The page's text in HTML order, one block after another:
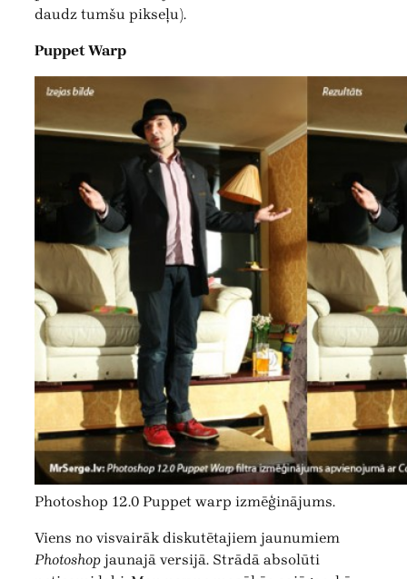
daudz tumšu pikseļu).
Puppet Warp
Photoshop 12.0 Puppet warp izmēģinājums.
Viens no visvairāk diskutētajiem jaunumiem
Photoshop jaunajā versijā. Strādā absolūti